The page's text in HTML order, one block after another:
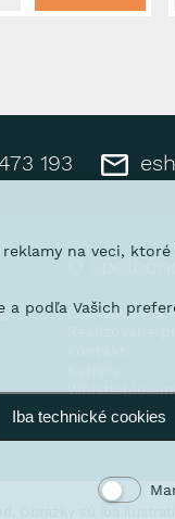
193
O
Predstavenie
na veci,
a podľa Vašich
Iba technické cookies